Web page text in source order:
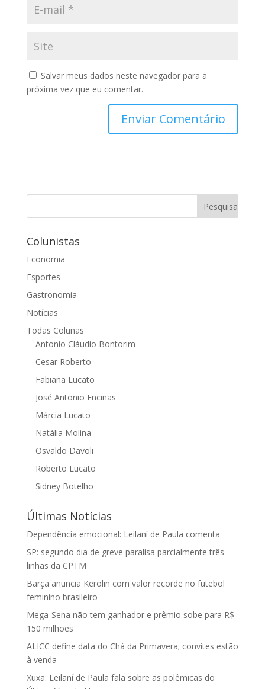
Salvar meus dados neste navegador para a
próxima vez que eu comentar.
Colunistas
Economia
Esportes
Gastronomia
Notícias
Todas Colunas
Antonio Cláudio Bontorim
Cesar Roberto
Fabiana Lucato
José Antonio Encinas
Márcia Lucato
Natália Molina
Osvaldo Davoli
Roberto Lucato
Sidney Botelho
Últimas Notícias
Dependência emocional: Leilaní de Paula comenta
SP: segundo dia de greve paralisa parcialmente três
linhas da CPTM
Barça anuncia Kerolin com valor recorde no futebol
feminino brasileiro
Mega-Sena não tem ganhador e prêmio sobe para R$
150 milhões
ALICC define data do Chá da Primavera; convites estão
à venda
Xuxa: Leilaní de Paula fala sobre as polêmicas do